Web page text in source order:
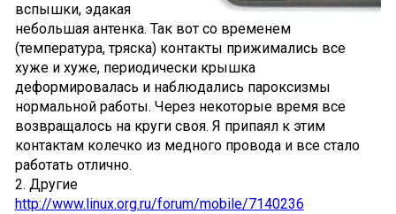
вспышки, эдакая
небольшая антенка. Так вот со временем
(температура, тряска) контакты прижимались все
хуже и хуже, периодически крышка
деформировалась и наблюдались пароксизмы
нормальной работы. Через некоторые время все
возвращалось на круги своя. Я припаял к этим
контактам колечко из медного провода и все стало
работать отлично.
2. Другие
http://www.linux.org.ru/forum/mobile/7140236